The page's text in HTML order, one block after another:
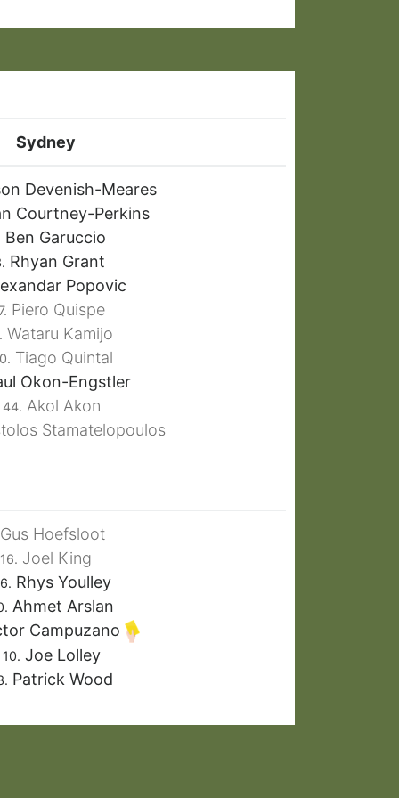
Sydney
Devenish-Meares
Courtney-Perkins
Ben Garuccio
Rhyan Grant
Popovic
Piero Quispe
Wataru Kamijo
Tiago Quintal
Okon-Engstler
44. Akol Akon
Stamatelopoulos
Hoefsloot
16. Joel King
Rhys Youlley
Ahmet Arslan
Campuzano
10. Joe Lolley
Patrick Wood